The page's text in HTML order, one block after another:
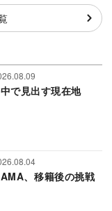
で見出す現在地
、移籍後の挑戦